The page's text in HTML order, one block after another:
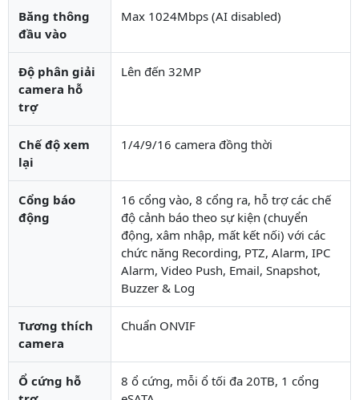
Băng thông
đầu vào
Max 1024Mbps (AI disabled)
Độ phân giải
camera hỗ
trợ
Lên đến 32MP
Chế độ xem
lại
1/4/9/16 camera đồng thời
Cổng báo
động
16 cổng vào, 8 cổng ra, hỗ trợ các chế
độ cảnh báo theo sự kiện (chuyển
động, xâm nhập, mất kết nối) với các
chức năng Recording, PTZ, Alarm, IPC
Alarm, Video Push, Email, Snapshot,
Buzzer & Log
Tương thích
camera
Chuẩn ONVIF
Ổ cứng hỗ
8 ổ cứng, mỗi ổ tối đa 20TB, 1 cổng